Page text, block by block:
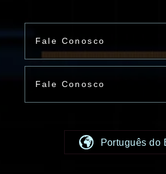
Fale Conosco
Fale Conosco
Português do